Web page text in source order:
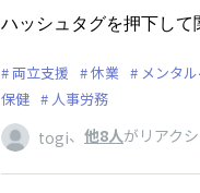
ハッシュタグを押下し
両立支援 休業 メンタ
保健
人事労務
togi、 他8人がリアク